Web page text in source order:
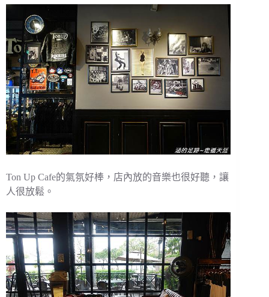
Ton Up Cafe的氣氛好棒，店內放的音樂也很好聽，讓
人很放鬆。